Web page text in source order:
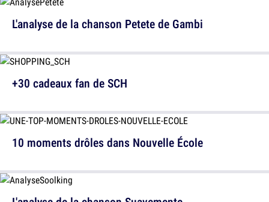
+30 cadeaux fan de SCH
L'analyse de la chanson Petete de Gambi
10 moments drôles dans Nouvelle École